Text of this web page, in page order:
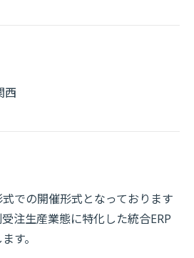
西
での開催形式となっております
注生産業態に特化した統合ERP
す。